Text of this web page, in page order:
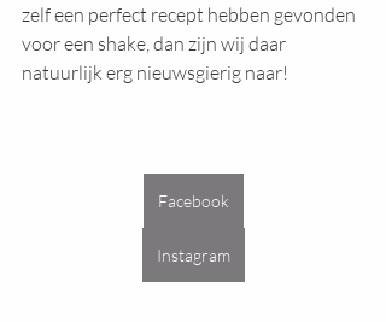
zelf een perfect recept hebben gevonden
voor een shake, dan zijn wij daar
natuurlijk erg nieuwsgierig naar!
Facebook
Instagram